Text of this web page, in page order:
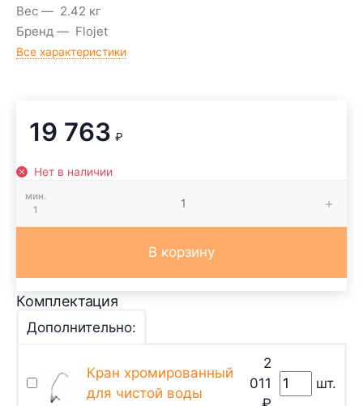
Вес
2.42 кг
Бренд
Flojet
Все характеристики
19 763 ₽
Нет в наличии
мин.
1
В корзину
Комплектация
Дополнительно:
Кран хромированный
для чистой воды
2
011
шт.